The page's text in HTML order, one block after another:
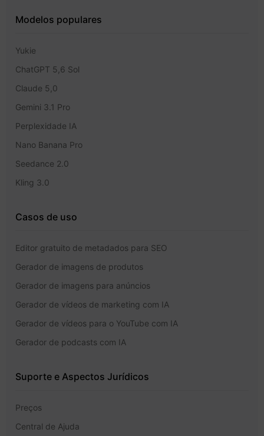
Modelos populares
Yukie
ChatGPT 5,6 Sol
Claude 5,0
Gemini 3.1 Pro
Perplexidade IA
Nano Banana Pro
Seedance 2.0
Kling 3.0
Casos de uso
Editor gratuito de metadados para SEO
Gerador de imagens de produtos
Gerador de imagens para anúncios
Gerador de vídeos de marketing com IA
Gerador de vídeos para o YouTube com IA
Gerador de podcasts com IA
Suporte e Aspectos Jurídicos
Preços
Central de Ajuda